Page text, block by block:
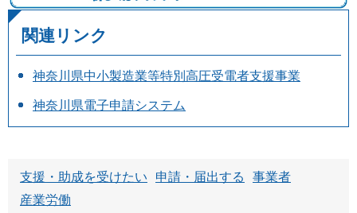
関連リンク
神奈川県中小製造業等特別高圧受電者支援事業
神奈川県電子申請システム
支援・助成を受けたい 申請・届出する
事業者
産業労働